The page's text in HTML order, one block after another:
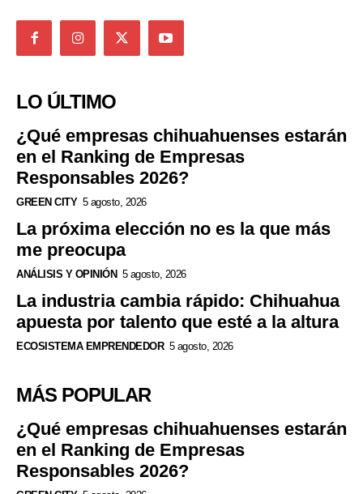
LO ÚLTIMO
¿Qué empresas chihuahuenses estarán
en el Ranking de Empresas
Responsables 2026?
GREEN CITY 5 agosto, 2026
La próxima elección no es la que más
me preocupa
ANÁLISIS Y OPINIÓN 5 agosto, 2026
La industria cambia rápido: Chihuahua
apuesta por talento que esté a la altura
ECOSISTEMA EMPRENDEDOR 5 agosto, 2026
MÁS POPULAR
¿Qué empresas chihuahuenses estarán
en el Ranking de Empresas
Responsables 2026?